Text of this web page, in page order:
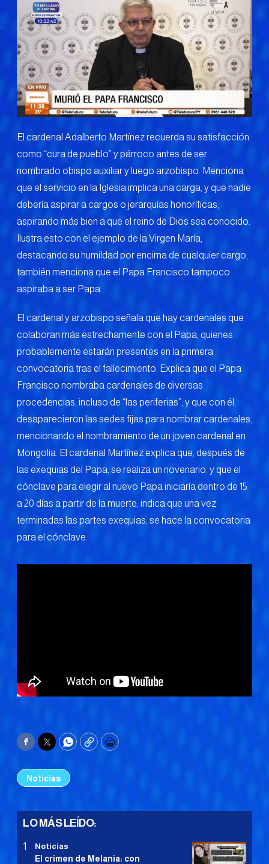
El cardenal Adalberto Martínez recuerda su satisfacción
como “cura de pueblo” y párroco antes de ser
nombrado obispo auxiliar y luego arzobispo. Menciona
que el servicio en la Iglesia implica una carga, y que nadie
debería aspirar a cargos o jerarquías honoríficas,
aspirando más bien a que el reino de Dios sea conocido.
Ilustra esto con el ejemplo de la Virgen María,
destacando su humildad por encima de cualquier cargo,
también menciona que el Papa Francisco tampoco
aspiraba a ser Papa.
El cardenal y arzobispo señala que hay cardenales que
colaboran más estrechamente con el Papa, quienes
probablemente estarán presentes en la primera
convocatoria tras el fallecimiento. Explica que el Papa
Francisco nombraba cardenales de diversas
procedencias, incluso de “las periferias”, y que con él,
desaparecieron las sedes fijas para nombrar cardenales,
mencionando el nombramiento de un joven cardenal en
Mongolia. El cardenal Martínez explica que, después de
las exequias del Papa, se realiza un novenario, y que el
cónclave para elegir al nuevo Papa iniciaría dentro de 15
a 20 días a partir de la muerte, indica que una vez
terminadas las partes exequias, se hace la convocatoria
para el cónclave.
Facebook
TwitterWhatsApp
CopyPrint
Noticias
LO MÁS LEÍDO:
Noticias
El crimen de Melania: con